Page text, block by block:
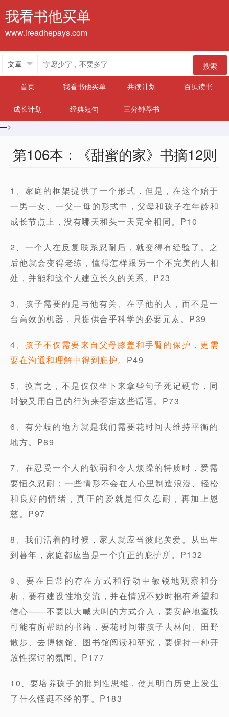
我看书他买单
www.ireadhepays.com
搜索
首页
我看书他买单 共读计划 百贝读书
成长计划 经典短句
三分钟荐书
—>
第106本：《甜蜜的家》书摘12则
1、家庭的框架提供了一个形式，但是，在这个始于
一男一女、一父一母的形式中，父母和孩子在年龄和
成长节点上，没有哪天和头一天完全相同。P10
2、一个人在反复联系忍耐后，就变得有经验了。之
后他就会变得老练，懂得怎样跟另一个不完美的人相
处，并能和这个人建立长久的关系。P23
3、孩子需要的是与他有关、在乎他的人，而不是一
台高效的机器，只提供合乎科学的必要元素。P39
4、孩子不仅需要来自父母膝盖和手臂的保护，更需
要在沟通和理解中得到庇护。 P49
5、换言之，不是仅仅坐下来拿些句子死记硬背，同
时缺又用自己的行为来否定这些话语。P73
6、有分歧的地方就是我们需要花时间去维持平衡的
地方。P89
7、在忍受一个人的软弱和令人烦躁的特质时，爱需
要恒久忍耐；一些情形不会在人心里制造浪漫、轻松
和良好的情绪，真正的爱就是恒久忍耐，再加上恩
慈。P97
8、我们活着的时候，家人就应当彼此关爱。从出生
到暮年，家庭都应当是一个真正的庇护所。P132
9、要在日常的存在方式和行动中敏锐地观察和分
析，要有建设性地交流，并在情况不妙时抱有希望和
信心——不要以大喊大叫的方式介入，要安静地查找
可能有所帮助的书籍，要花时间带孩子去林间、田野
散步、去博物馆、图书馆阅读和研究，要保持一种开
放性探讨的氛围。P177
10、要培养孩子的批判性思维，使其明白历史上发生
了什么怪诞不经的事。P183